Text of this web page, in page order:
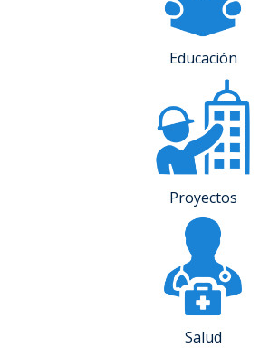
Educación
Proyectos
Salud